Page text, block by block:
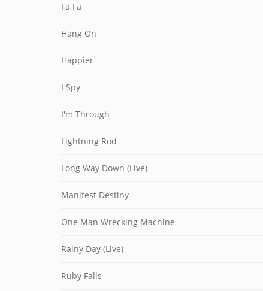
Fa Fa
Hang On
Happier
I Spy
I'm Through
Lightning Rod
Long Way Down (Live)
Manifest Destiny
One Man Wrecking Machine
Rainy Day (Live)
Ruby Falls